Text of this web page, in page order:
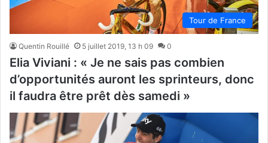
Tour de France
Quentin Rouillé 5 juillet 2019, 13 h 09 0
Elia Viviani : « Je ne sais pas combien
d’opportunités auront les sprinteurs, donc
il faudra être prêt dès samedi »